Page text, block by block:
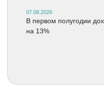
07.08.2026
В первом полугодии
на 13%